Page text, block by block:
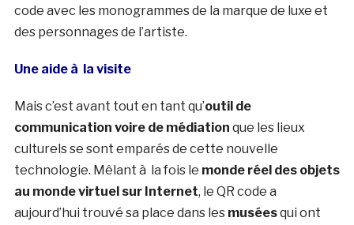
code avec les monogrammes de la marque de luxe et
des personnages de l’artiste.
Une aide à la visite
Mais c’est avant tout en tant qu’outil de
communication voire de médiation que les lieux
culturels se sont emparés de cette nouvelle
technologie. Mêlant à la fois le monde réel des objets
au monde virtuel sur Internet, le QR code a
aujourd’hui trouvé sa place dans les muséesqui ont